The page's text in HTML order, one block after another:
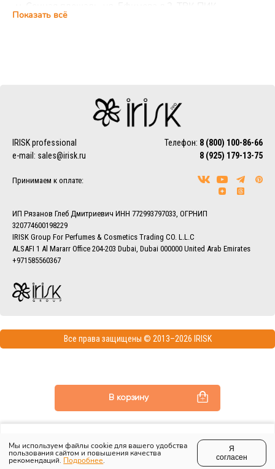
В корзину
цокольный этаж, ежедневно с 10:00 до 22:00 (магазин
EMS/Почта России и транспортные компании
Доставка осуществляется по всему миру с помощью
службы EMS или Почты России.
Также можно воспользоваться услугами наиболее удобной
для Вас транспортной компании (СДЭК, ПЭК, Деловые
Более подробно ознакомиться с условиями доставки
Показать всё
IRISK professional Телефон: 8 (800) 100-86-66
8 (925) 179-13-75
e-mail: sales@irisk.ru
Принимаем к оплате:
ИП Рязанов Глеб Дмитриевич ИНН 772993797033, ОГРНИП
320774600198229
IRISK Group For Perfumes & Cosmetics Trading CO. L.L.C
ALSAFI 1 Al Mararr Office 204-203 Dubai, Dubai 000000 United Arab Emirates
+971585560367
Все права защищены © 2013–2026 IRISK
ИЗБРАННОЕ ПРОФИЛЬ МЕНЮ
Мы используем файлы cookie для вашего удобства
пользования сайтом и повышения качества
рекомендаций. Подробнее.
Я
согласен